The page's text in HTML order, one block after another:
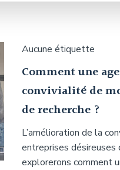
Aucune étiquette
Comment une
convivialité de
de recherche ?
L’amélioration de la
entreprises désireuses
explorerons comment